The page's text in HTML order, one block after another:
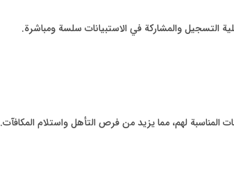
التسجيل والمشاركة في الاستبيانات سلسة ومباشرة.
لهم، مما يزيد من فرص التأهل واستلام المكافآت.